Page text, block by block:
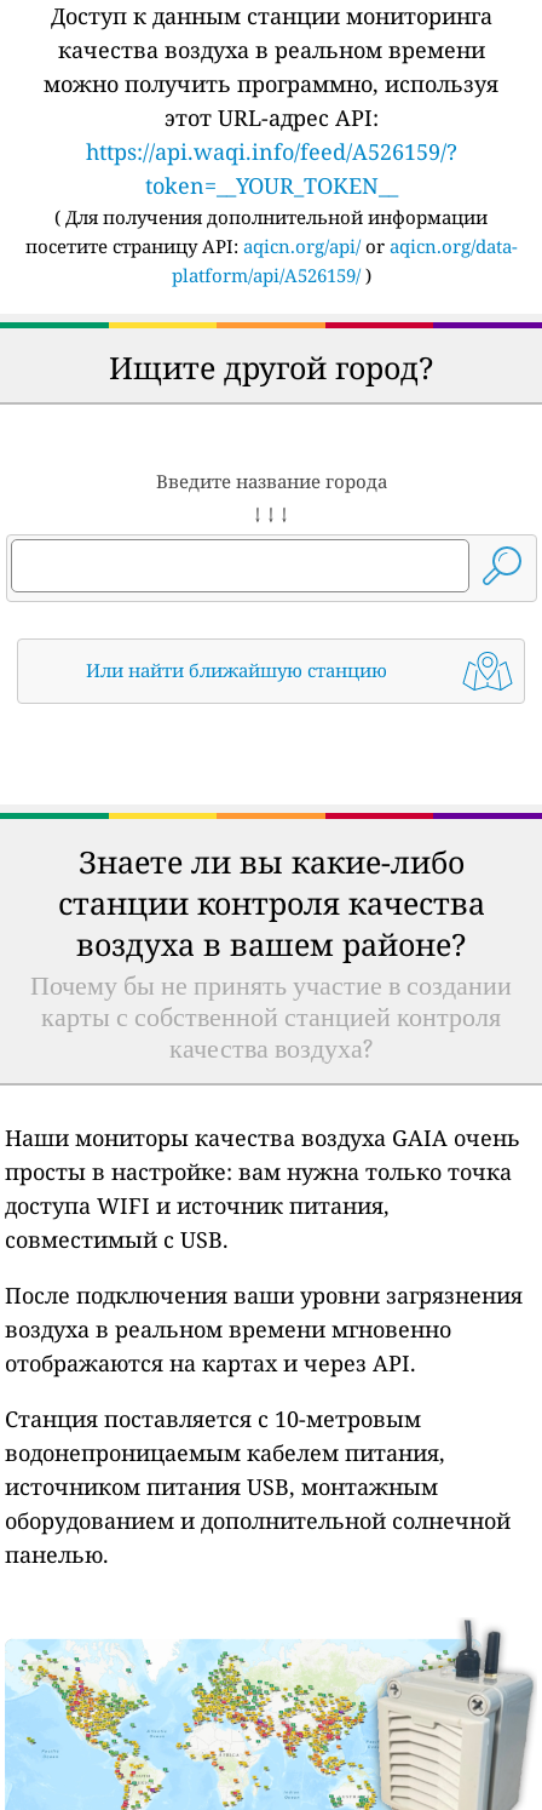
Доступ к данным станции мониторинга
качества воздуха в реальном времени
можно получить программно, используя
этот URL-адрес API:
https://api.waqi.info/feed/A526159/?
token=__YOUR_TOKEN__
( Для получения дополнительной информации
посетите страницу API: aqicn.org/api/or aqicn.org/data-
platform/api/A526159/)
Ищите другой город?
Введите название города
↓ ↓ ↓
Или найти ближайшую станцию
Знаете ли вы какие-либо
станции контроля качества
воздуха в вашем районе?
Почему бы не принять участие в создании
карты с собственной станцией контроля
качества воздуха?
Наши мониторы качества воздуха GAIA очень
просты в настройке: вам нужна только точка
доступа WIFI и источник питания,
совместимый с USB.
После подключения ваши уровни загрязнения
воздуха в реальном времени мгновенно
отображаются на картах и через API.
Станция поставляется с 10-метровым
водонепроницаемым кабелем питания,
источником питания USB, монтажным
оборудованием и дополнительной солнечной
панелью.